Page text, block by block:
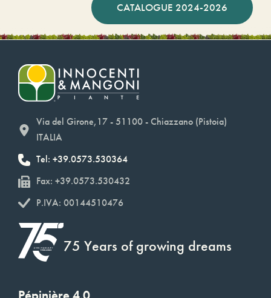
CATALOGUE 2024-2026
Via del Girone,17 - 51100 - Chiazzano (Pistoia)
ITALIA
Tel: +39.0573.530364
Fax: +39.0573.530432
P.IVA: 00144510476
75 Years of growing dreams